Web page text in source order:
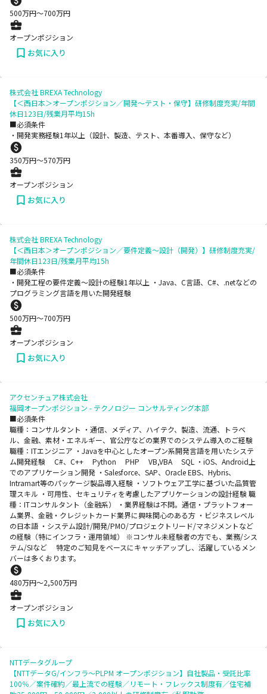
500万円〜700万円
オープンポジション
お気に入り
株式会社 BREXA Technology
【＜西日本＞オープンポジション／開発～テスト・保守】研修制度充実/年間
休日123日/残業月平均15h
■必須条件
・開発実務経験1年以上（設計、製造、テスト、本番導入、保守など）
350万円〜570万円
オープンポジション
お気に入り
株式会社 BREXA Technology
【＜西日本＞オープンポジション／要件定義～設計（開発）】研修制度充実/
年間休日123日/残業月平均15h
■必須条件
・開発工程の要件定義～設計の経験1年以上 ・Java、C言語、C#、.netなどの
プログラミング言語を用いた開発経験
500万円〜700万円
オープンポジション
お気に入り
アクセンチュア株式会社
福岡オープンポジション - テクノロジー コンサルティング本部
■必須条件
職種：コンサルタント ・通信、メディア、ハイテク、製造、流通、トラベ
ル、金融、素材・エネルギー、官公庁などの業界でのシステム導入のご経験
職種：ITエンジニア ・Javaを中心としたオープン系開発言語を用いたシステ
ム開発経験 C#、C++ Python PHP VB,VBA SQL ・iOS、Android上
でのアプリケーション開発 ・Salesforce、SAP、Oracle EBS、Hybris、
Intramart等のパッケージ製品導入経験 ・ソフトウェア工学に基づいた品質管
理スキル ・可用性、セキュリティを考慮したアプリケーションの設計経験 職
種：ITコンサルタント（金融系） ・業界経験は不問。通信・プラットフォー
ム業界、金融・クレジットカード業界に興味関心のある方 ・ビジネスレベル
の日本語 ・システム設計/開発/PMO/プロジェクトリード/マネジメントなど
の経験（特にインフラ・運用領域） ※コンサル未経験者の方でも、業務/シス
テム/SIなど 特定のご知見をベースにキャッチアップし、活躍しているメン
バーは多くおります。
480万円〜2,500万円
オープンポジション
お気に入り
NTTデータグループ
【NTTデータG/インフラ～PLPM オープンポジション】自社製品・受託比率
100％／案件確約／最上流での経験／リモート・フレックス制度有／住宅補